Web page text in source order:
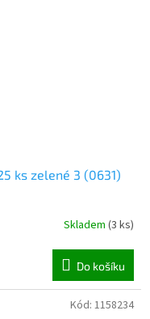
ks zelené 3 (0631)
Skladem (3 ks)
Do košíku
Kód: 1158234